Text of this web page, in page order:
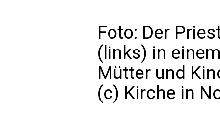
Foto: Der
(links) in
Mütter und
(c) Kirche in